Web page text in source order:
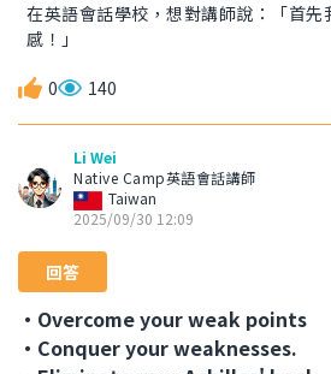
在英語會話學校，想對講師說：「首先
感！」
0 140
Li Wei
Native Camp英語會話講師
Taiwan
2025/09/30 12:09
回答
・Overcome your weak points
・Conquer your weaknesses.